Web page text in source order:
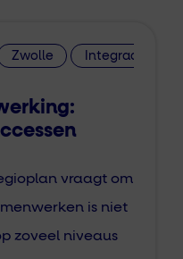
Zwolle Integraal Zorg
vraagt om
is niet
zoveel niveaus